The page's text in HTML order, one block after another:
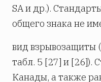
SA и др.).
общего знака не
вид взрывозащиты
табл. 5 [27] и [26]).
Канады, а также